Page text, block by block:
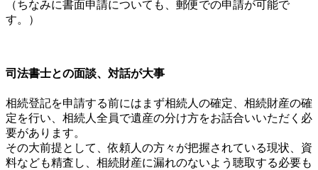
（ちなみに書面申請についても、郵便での申請が可能で
す。）
司法書士との面談、対話が大事
相続登記を申請する前にはまず相続人の確定、相続財産の確
定を行い、相続人全員で遺産の分け方をお話合いいただく必
要があります。
その大前提として、依頼人の方々が把握されている現状、資
料なども精査し、相続財産に漏れのないよう聴取する必要も